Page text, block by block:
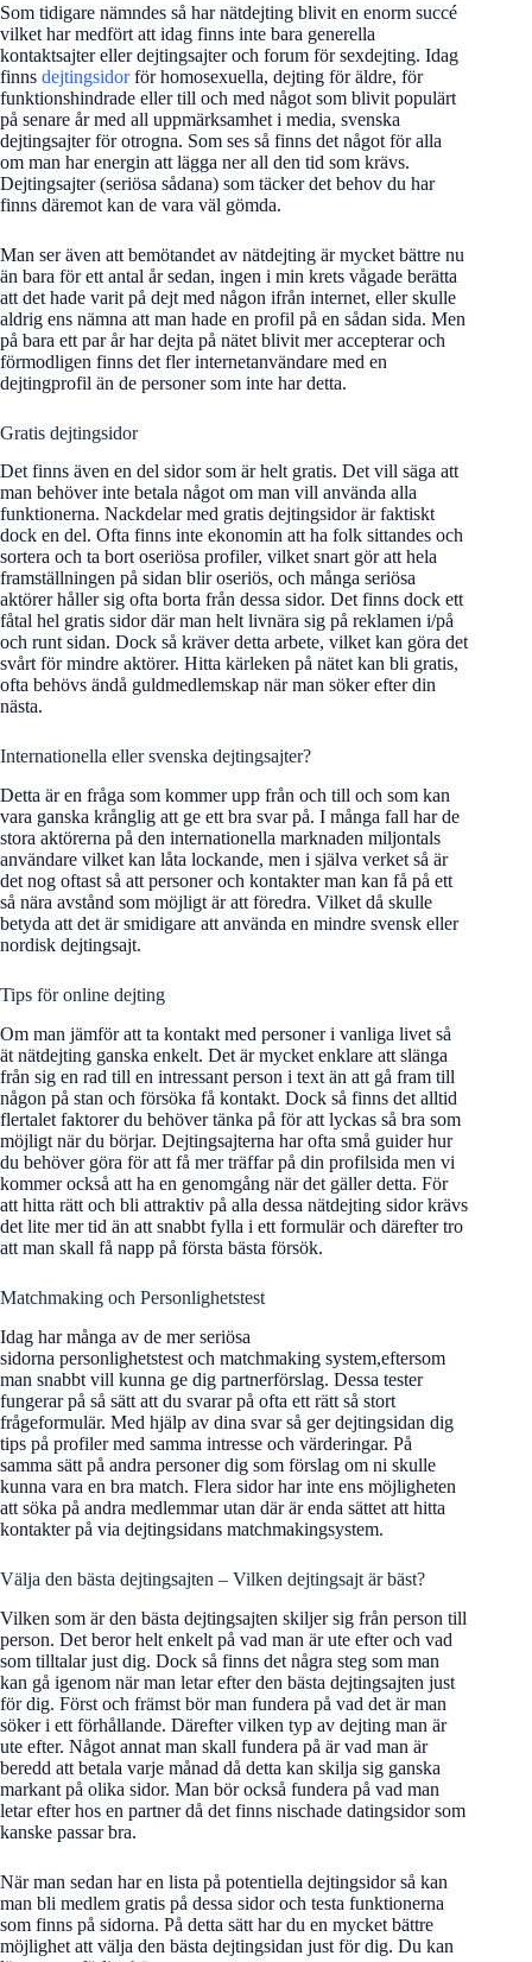
Som tidigare nämndes så har nätdejting blivit en enorm succé
vilket har medfört att idag finns inte bara generella
kontaktsajter eller dejtingsajter och forum för sexdejting. Idag
finns dejtingsidorför homosexuella, dejting för äldre, för
funktionshindrade eller till och med något som blivit populärt
på senare år med all uppmärksamhet i media, svenska
dejtingsajter för otrogna. Som ses så finns det något för alla
om man har energin att lägga ner all den tid som krävs.
Dejtingsajter (seriösa sådana) som täcker det behov du har
finns däremot kan de vara väl gömda.
Man ser även att bemötandet av nätdejting är mycket bättre nu
än bara för ett antal år sedan, ingen i min krets vågade berätta
att det hade varit på dejt med någon ifrån internet, eller skulle
aldrig ens nämna att man hade en profil på en sådan sida. Men
på bara ett par år har dejta på nätet blivit mer accepterar och
förmodligen finns det fler internetanvändare med en
dejtingprofil än de personer som inte har detta.
Gratis dejtingsidor
Det finns även en del sidor som är helt gratis. Det vill säga att
man behöver inte betala något om man vill använda alla
funktionerna. Nackdelar med gratis dejtingsidor är faktiskt
dock en del. Ofta finns inte ekonomin att ha folk sittandes och
sortera och ta bort oseriösa profiler, vilket snart gör att hela
framställningen på sidan blir oseriös, och många seriösa
aktörer håller sig ofta borta från dessa sidor. Det finns dock ett
fåtal hel gratis sidor där man helt livnära sig på reklamen i/på
och runt sidan. Dock så kräver detta arbete, vilket kan göra det
svårt för mindre aktörer. Hitta kärleken på nätet kan bli gratis,
ofta behövs ändå guldmedlemskap när man söker efter din
nästa.
Internationella eller svenska dejtingsajter?
Detta är en fråga som kommer upp från och till och som kan
vara ganska krånglig att ge ett bra svar på. I många fall har de
stora aktörerna på den internationella marknaden miljontals
användare vilket kan låta lockande, men i själva verket så är
det nog oftast så att personer och kontakter man kan få på ett
så nära avstånd som möjligt är att föredra. Vilket då skulle
betyda att det är smidigare att använda en mindre svensk eller
nordisk dejtingsajt.
Tips för online dejting
Om man jämför att ta kontakt med personer i vanliga livet så
ät nätdejting ganska enkelt. Det är mycket enklare att slänga
från sig en rad till en intressant person i text än att gå fram till
någon på stan och försöka få kontakt. Dock så finns det alltid
flertalet faktorer du behöver tänka på för att lyckas så bra som
möjligt när du börjar. Dejtingsajterna har ofta små guider hur
du behöver göra för att få mer träffar på din profilsida men vi
kommer också att ha en genomgång när det gäller detta. För
att hitta rätt och bli attraktiv på alla dessa nätdejting sidor krävs
det lite mer tid än att snabbt fylla i ett formulär och därefter tro
att man skall få napp på första bästa försök.
Matchmaking och Personlighetstest
Idag har många av de mer seriösa
sidorna personlighetstest och matchmaking system,eftersom
man snabbt vill kunna ge dig partnerförslag. Dessa tester
fungerar på så sätt att du svarar på ofta ett rätt så stort
frågeformulär. Med hjälp av dina svar så ger dejtingsidan dig
tips på profiler med samma intresse och värderingar. På
samma sätt på andra personer dig som förslag om ni skulle
kunna vara en bra match. Flera sidor har inte ens möjligheten
att söka på andra medlemmar utan där är enda sättet att hitta
kontakter på via dejtingsidans matchmakingsystem.
Välja den bästa dejtingsajten – Vilken dejtingsajt är bäst?
Vilken som är den bästa dejtingsajten skiljer sig från person till
person. Det beror helt enkelt på vad man är ute efter och vad
som tilltalar just dig. Dock så finns det några steg som man
kan gå igenom när man letar efter den bästa dejtingsajten just
för dig. Först och främst bör man fundera på vad det är man
söker i ett förhållande. Därefter vilken typ av dejting man är
ute efter. Något annat man skall fundera på är vad man är
beredd att betala varje månad då detta kan skilja sig ganska
markant på olika sidor. Man bör också fundera på vad man
letar efter hos en partner då det finns nischade datingsidor som
kanske passar bra.
När man sedan har en lista på potentiella dejtingsidor så kan
man bli medlem gratis på dessa sidor och testa funktionerna
som finns på sidorna. På detta sätt har du en mycket bättre
möjlighet att välja den bästa dejtingsidan just för dig. Du kan